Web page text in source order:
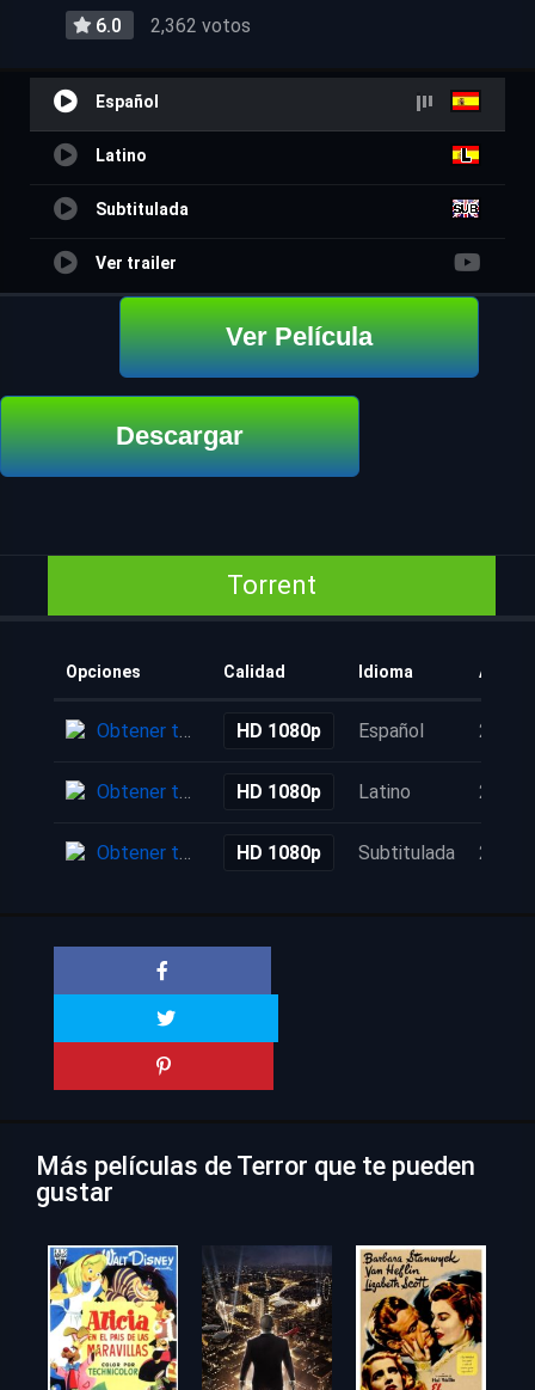
6.0 2,362 votos
Español
Latino
Subtitulada
Ver trailer
Ver Película
Descargar
Torrent
Opciones Calidad Idioma
Obtener torrent HD 1080p Español 2
Obtener torrent HD 1080p Latino 2
Obtener torrent HD 1080p Subtitulada 2
Más películas de Terror que te pueden
gustar